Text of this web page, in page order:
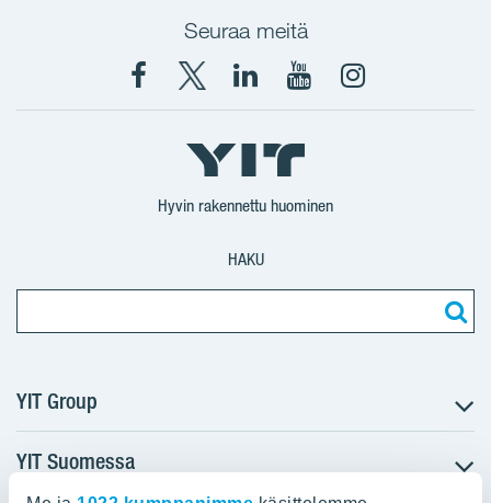
Seuraa meitä
Facebook
X
YIT
Suomi
YIT
Corporation
YIT
Corporation
Instagram
Hyvin rakennettu huominen
HAKU
YIT Group
Tietoa YIT:stä
Töihin meille
YIT Suomessa